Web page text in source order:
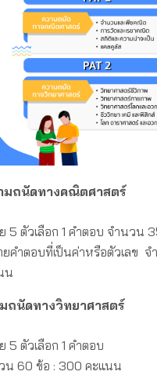
มถนัดทางคณิตศาสตร์
5 ตัวเลือก 1 คำตอบ จำนวน
ยคำตอบที่เป็นค่าหรือตัวเลข จ
น
ถนัดทางวิทยาศาสตร์
5 ตัวเลือก 1 คำตอบ
น 60 ข้อ : 300 คะแนน